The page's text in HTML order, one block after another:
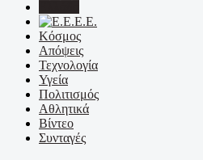
Ε.Ε.
Κόσμος
Απόψεις
Τεχνολογία
Υγεία
Πολιτισμός
Αθλητικά
Βίντεο
Συνταγές